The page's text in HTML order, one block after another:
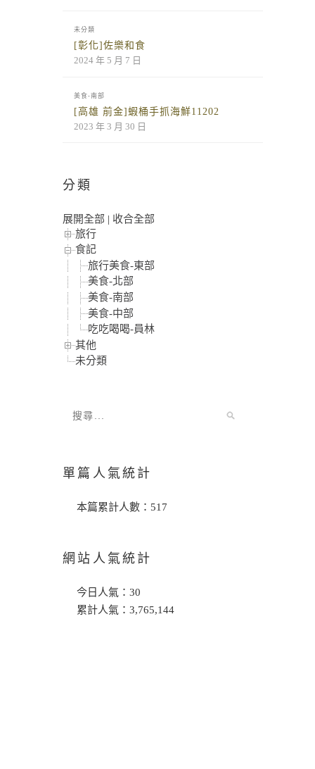
未分類
[彰化]佐樂和食
2024 年 5 月 7 日
美食-南部
[高雄 前金]蝦桶手抓海鮮11202
2023 年 3 月 30 日
分類
展開全部 | 收合全部
旅行
食記
旅行美食-東部
美食-北部
美食-南部
美食-中部
吃吃喝喝-員林
其他
未分類
單篇人氣統計
本篇累計人數： 517
網站人氣統計
今日人氣： 30
累計人氣： 3,765,144